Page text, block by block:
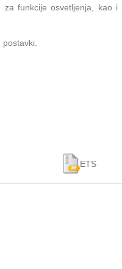
funkcije osvetljenja, kao
ETS